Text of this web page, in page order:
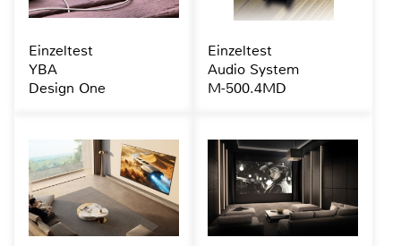
Einzeltest
YBA
Design One
Einzeltest
Audio System
M-500.4MD